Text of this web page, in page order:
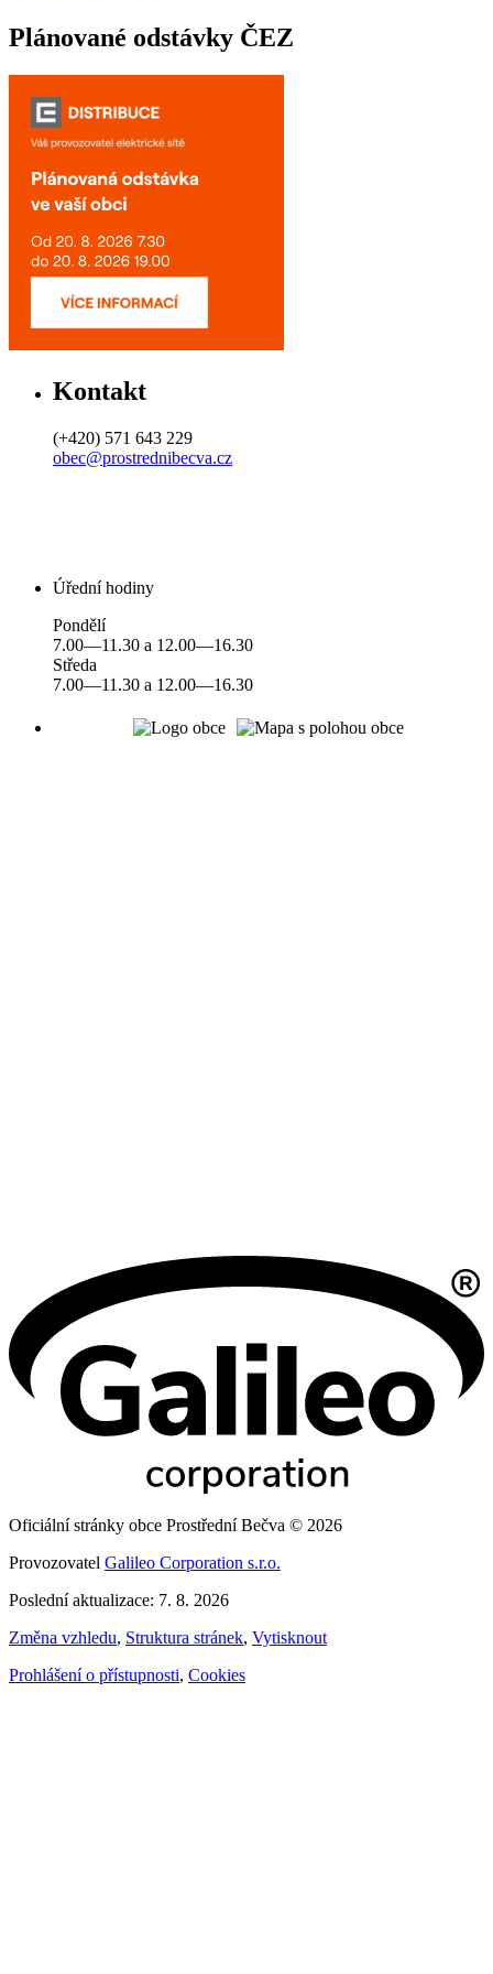
Plánované odstávky ČEZ
Kontakt
(+420) 571 643 229
obec@prostrednibecva.cz
Úřední hodiny
Pondělí
7.00—11.30 a 12.00—16.30
Středa
7.00—11.30 a 12.00—16.30
Oficiální stránky obce Prostřední Bečva © 2026
Provozovatel Galileo Corporation s.r.o.
Poslední aktualizace: 7. 8. 2026
Změna vzhledu, Struktura stránek, Vytisknout
Prohlášení o přístupnosti, Cookies